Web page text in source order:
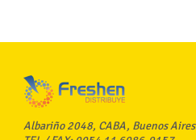
Albariño 2048, CABA, Buenos Aires